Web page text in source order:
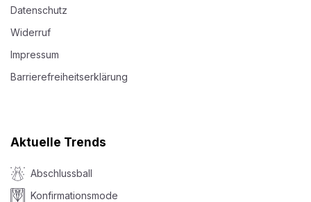
Datenschutz
Widerruf
Impressum
Barrierefreiheitserklärung
Aktuelle Trends
Abschlussball
Konfirmationsmode